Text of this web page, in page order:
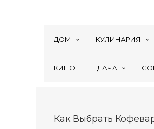
ДОМ КУЛИНАРИЯ
КИНО ДАЧА
Как Выбрать